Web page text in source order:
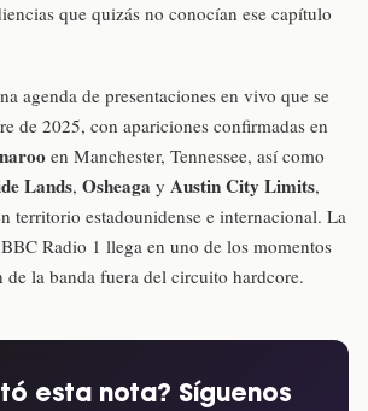
que quizás no conocían ese capítulo
agenda de presentaciones en vivo que se
de 2025, con apariciones confirmadas en
en Manchester, Tennessee, así como
Lands, Osheaga y Austin City Limits,
territorio estadounidense e internacional. La
Radio 1 llega en uno de los momentos
de la banda fuera del circuito hardcore.
esta nota? Síguenos